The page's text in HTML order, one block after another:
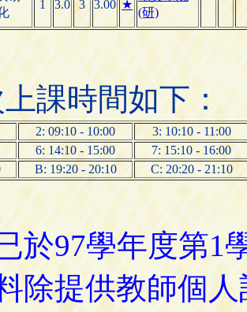
1 3.0 3 3.00 ★
(研)
課時間如下：
2: 09:10 - 10:00
3: 10:10 - 11:00
6: 14:10 - 15:00
7: 15:10 - 16:00
B: 19:20 - 20:10 C: 20:20 - 21:10
於97學年度第1
除提供教師個